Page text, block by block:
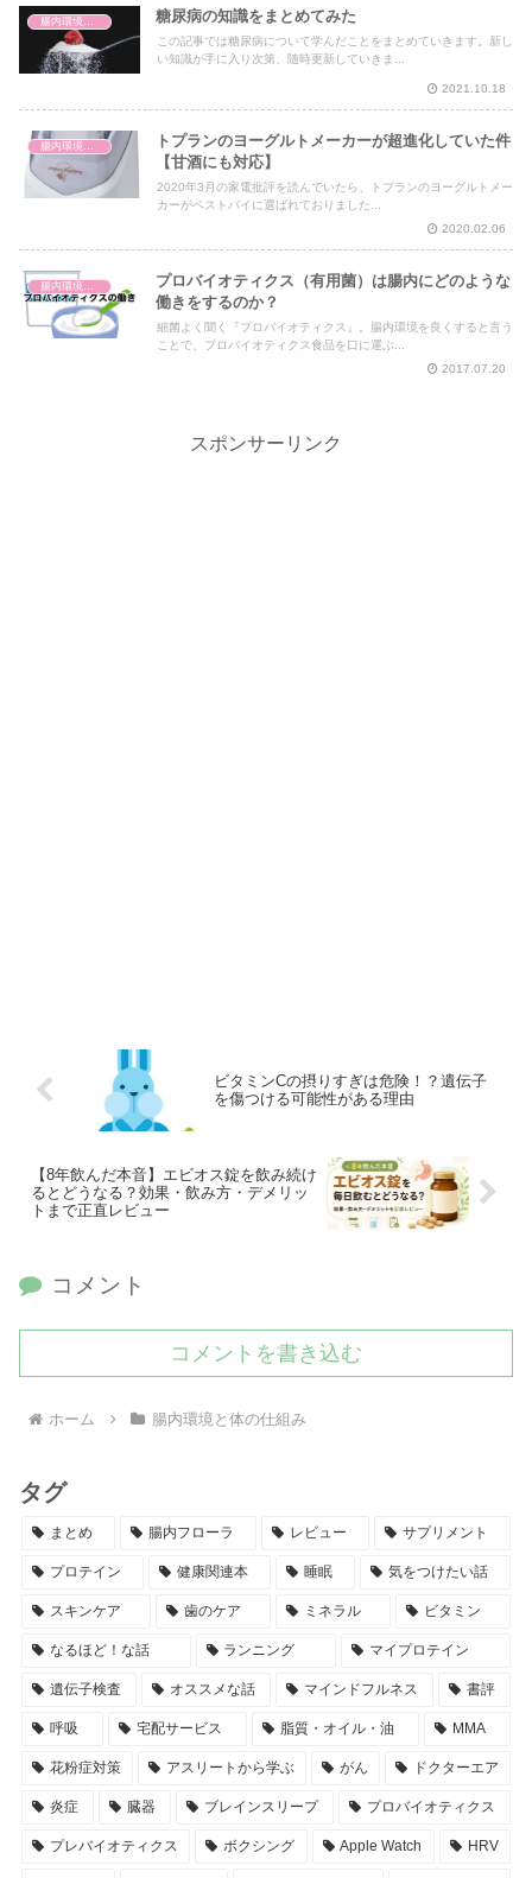
糖尿病の知識をまとめてみた
この記事では糖尿病について学んだことをまとめていきます。新し
い知識が手に入り次第、随時更新していきま...
2021.10.18
腸内環境と体の仕組み
トプランのヨーグルトメーカーが超進化していた件
【甘酒にも対応】
2020年3月の家電批評を読んでいたら、トプランのヨーグルトメー
カーがベストバイに選ばれておりました...
2020.02.06
腸内環境と体の仕組み
プロバイオティクス（有用菌）は腸内にどのような
働きをするのか？
細菌よく聞く『プロバイオティクス』。腸内環境を良くすると言う
ことで、プロバイオティクス食品を口に運ぶ...
2017.07.20
スポンサーリンク
ビタミンCの摂りすぎは危険！？遺伝子
を傷つける可能性がある理由
【8年飲んだ本音】エビオス錠を飲み続け
るとどうなる？効果・飲み方・デメリッ
トまで正直レビュー
コメント
コメントを書き込む
ホーム 腸内環境と体の仕組み
タグ
まとめ 腸内フローラ レビュー サプリメント
プロテイン 健康関連本 睡眠 気をつけたい話
スキンケア 歯のケア ミネラル ビタミン
なるほど！な話 ランニング マイプロテイン
遺伝子検査 オススメな話 マインドフルネス 書評
呼吸 宅配サービス 脂質・オイル・油 MMA
花粉症対策 アスリートから学ぶ がん ドクターエア
炎症 臓器 ブレインスリープ プロバイオティクス
プレバイオティクス ボクシング Apple Watch HRV